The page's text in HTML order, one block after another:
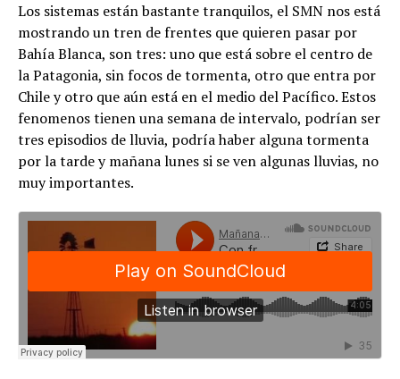
Los sistemas están bastante tranquilos, el SMN nos está
mostrando un tren de frentes que quieren pasar por
Bahía Blanca, son tres: uno que está sobre el centro de
la Patagonia, sin focos de tormenta, otro que entra por
Chile y otro que aún está en el medio del Pacífico. Estos
fenomenos tienen una semana de intervalo, podrían ser
tres episodios de lluvia, podría haber alguna tormenta
por la tarde y mañana lunes si se ven algunas lluvias, no
muy importantes.